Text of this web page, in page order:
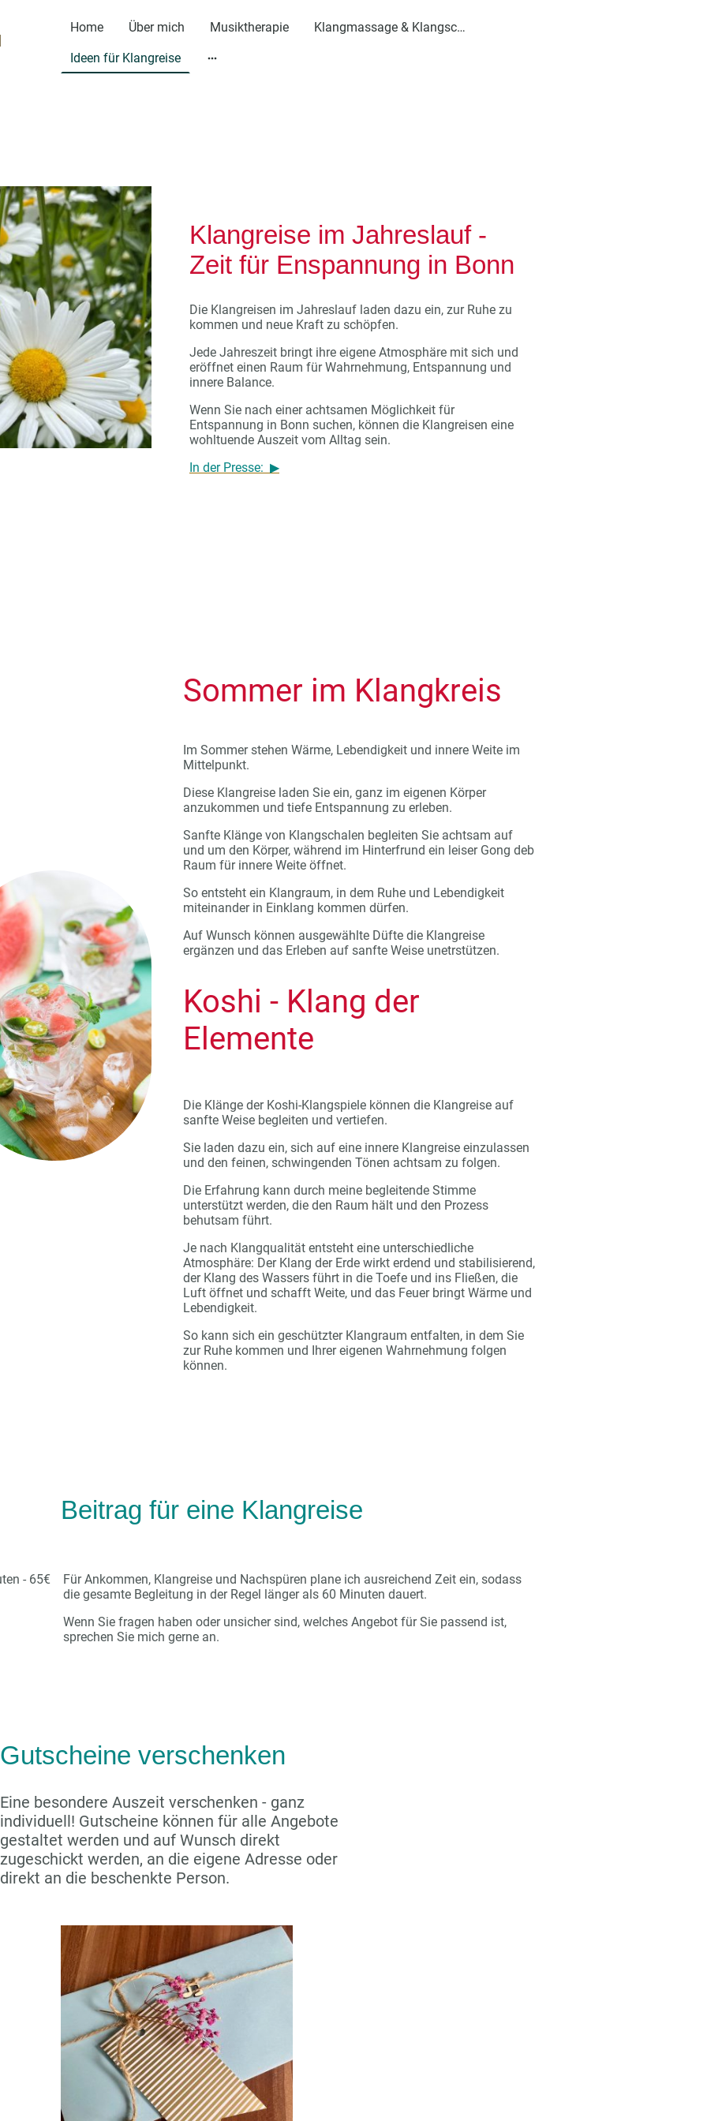
Home Über mich Musiktherapie Klangmassage & Klangschalen
Ideen für Klangreise
Klangreise im Jahreslauf -
Zeit für Enspannung in Bonn
Die Klangreisen im Jahreslauf laden dazu ein, zur Ruhe zu
kommen und neue Kraft zu schöpfen.
Jede Jahreszeit bringt ihre eigene Atmosphäre mit sich und
eröffnet einen Raum für Wahrnehmung, Entspannung und
innere Balance.
Wenn Sie nach einer achtsamen Möglichkeit für
Entspannung in Bonn suchen, können die Klangreisen eine
wohltuende Auszeit vom Alltag sein.
In der Presse: ▶
Sommer im Klangkreis
Im Sommer stehen Wärme, Lebendigkeit und innere Weite im
Mittelpunkt.
Diese Klangreise laden Sie ein, ganz im eigenen Körper
anzukommen und tiefe Entspannung zu erleben.
Sanfte Klänge von Klangschalen begleiten Sie achtsam auf
und um den Körper, während im Hinterfrund ein leiser Gong deb
Raum für innere Weite öffnet.
So entsteht ein Klangraum, in dem Ruhe und Lebendigkeit
miteinander in Einklang kommen dürfen.
Auf Wunsch können ausgewählte Düfte die Klangreise
ergänzen und das Erleben auf sanfte Weise unetrstützen.
Koshi - Klang der
Elemente
Die Klänge der Koshi-Klangspiele können die Klangreise auf
sanfte Weise begleiten und vertiefen.
Sie laden dazu ein, sich auf eine innere Klangreise einzulassen
und den feinen, schwingenden Tönen achtsam zu folgen.
Die Erfahrung kann durch meine begleitende Stimme
unterstützt werden, die den Raum hält und den Prozess
behutsam führt.
Je nach Klangqualität entsteht eine unterschiedliche
Atmosphäre: Der Klang der Erde wirkt erdend und stabilisierend,
der Klang des Wassers führt in die Toefe und ins Fließen, die
Luft öffnet und schafft Weite, und das Feuer bringt Wärme und
Lebendigkeit.
So kann sich ein geschützter Klangraum entfalten, in dem Sie
zur Ruhe kommen und Ihrer eigenen Wahrnehmung folgen
können.
Beitrag für eine Klangreise
- 65€
Für Ankommen, Klangreise und Nachspüren plane ich ausreichend Zeit ein, sodass
die gesamte Begleitung in der Regel länger als 60 Minuten dauert.
Wenn Sie fragen haben oder unsicher sind, welches Angebot für Sie passend ist,
sprechen Sie mich gerne an.
Gutscheine verschenken
Eine besondere Auszeit verschenken - ganz
individuell! Gutscheine können für alle Angebote
gestaltet werden und auf Wunsch direkt
zugeschickt werden, an die eigene Adresse oder
direkt an die beschenkte Person.